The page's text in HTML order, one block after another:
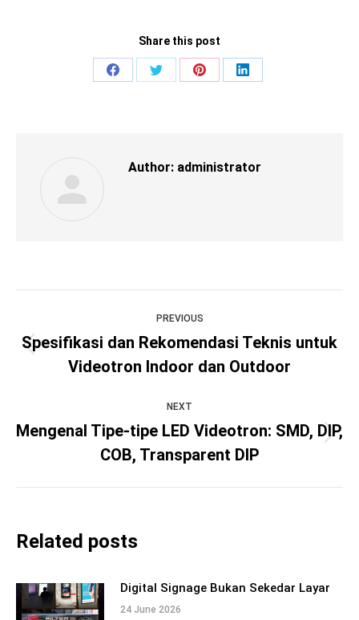
Share this post
Share
Share
Share
Share
Author: administrator
navigation
PREVIOUS
Previous
post:
Spesifikasi dan Rekomendasi Teknis untuk
Videotron Indoor dan Outdoor
NEXT
Next
post:
Mengenal Tipe-tipe LED Videotron: SMD, DIP,
COB, Transparent DIP
Related posts
Digital Signage Bukan Sekedar Layar
24 June 2026